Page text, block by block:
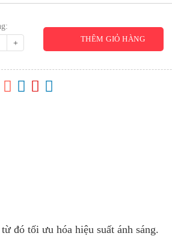
+ THÊM GIỎ HÀNG
đó tối ưu hóa hiệu suất ánh sáng.